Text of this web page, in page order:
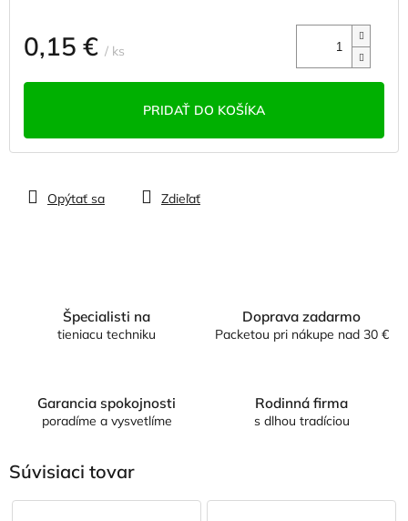
0,15 € / ks
PRIDAŤ DO KOŠÍKA
Opýtať sa Zdieľať
Špecialisti na
tieniacu techniku
Doprava zadarmo
Packetou pri nákupe nad 30 €
Garancia spokojnosti
poradíme a vysvetlíme
Rodinná firma
s dlhou tradíciou
Súvisiaci tovar